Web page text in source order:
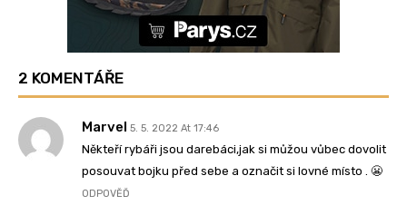
2 KOMENTÁŘE
Marvel 5. 5. 2022 At 17:46
Někteří rybáři jsou darebáci,jak si můžou vůbec dovolit
posouvat bojku před sebe a označit si lovné místo . 😬
ODPOVĚĎ